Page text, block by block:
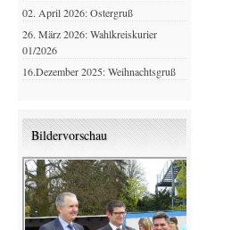
02. April 2026: Ostergruß
26. März 2026: Wahlkreiskurier
01/2026
16.Dezember 2025: Weihnachtsgruß
Bildervorschau